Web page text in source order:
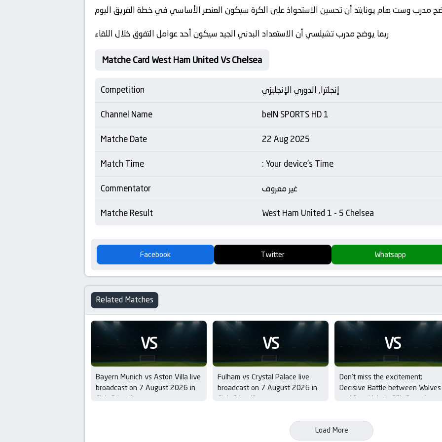
مدرب وست هام يونايتد أن تحسين الاستحواذ على الكرة سيكون العنصر الأساسي في خطة الفريق اليوم
ربما يوضح مدرب تشيلسي أن الاستعداد البدني الجيد سيكون أحد عوامل التفوق خلال اللقاء
Matche Card West Ham United Vs Chelsea
Competition
إنجلترا, الدوري الإنجليزي
Channel Name
beIN SPORTS HD 1
Matche Date
22 Aug 2025
Match Time
: Your device's Time
Commentator
غير معروف
Matche Result
West Ham United 1 - 5 Chelsea
Facebook Twitter Whatsapp
Related Matches
VS
Bayern Munich vs Aston Villa live
broadcast on 7 August 2026 in
Club Friendlies
VS
Fulham vs Crystal Palace live
broadcast on 7 August 2026 in
Club Friendlies
VS
Don’t miss the excitement:
Decisive Battle between Wolves
and Port Vale in EFL Cup – 1st
Load More